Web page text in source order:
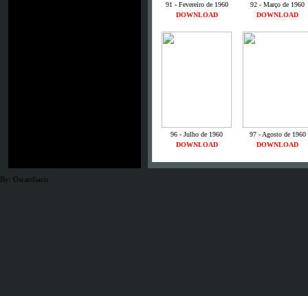
91 - Fevereiro de 1960
92 - Março de 1960
DOWNLOAD
DOWNLOAD
96 - Julho de 1960
97 - Agosto de 1960
DOWNLOAD
DOWNLOAD
By: Oscardiaco